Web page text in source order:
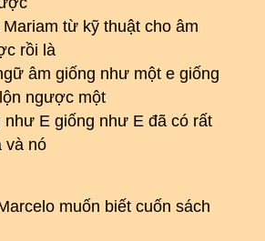
từ kỹ thuật cho âm
rồi là
âm giống như một e giống
ngược một
E giống như E đã có rất
và nó
muốn biết cuốn sách